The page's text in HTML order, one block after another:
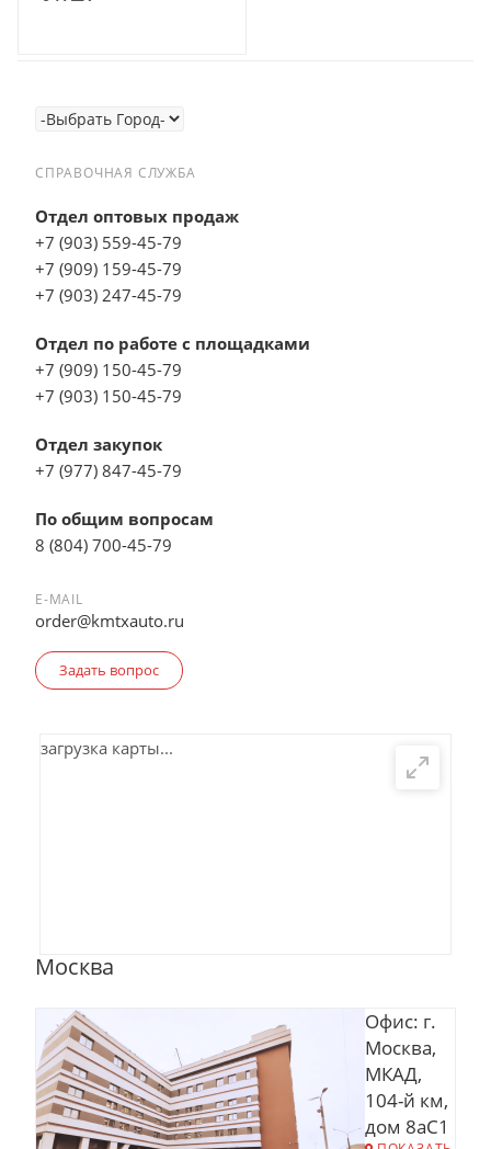
СПРАВОЧНАЯ СЛУЖБА
Отдел оптовых продаж
+7 (903) 559-45-79
+7 (909) 159-45-79
+7 (903) 247-45-79
Отдел по работе с площадками
+7 (909) 150-45-79
+7 (903) 150-45-79
Отдел закупок
+7 (977) 847-45-79
По общим вопросам
8 (804) 700-45-79
E-MAIL
order@kmtxauto.ru
Задать вопрос
загрузка карты...
Москва
Офис: г.
Москва,
МКАД,
104-й км,
дом 8аС1